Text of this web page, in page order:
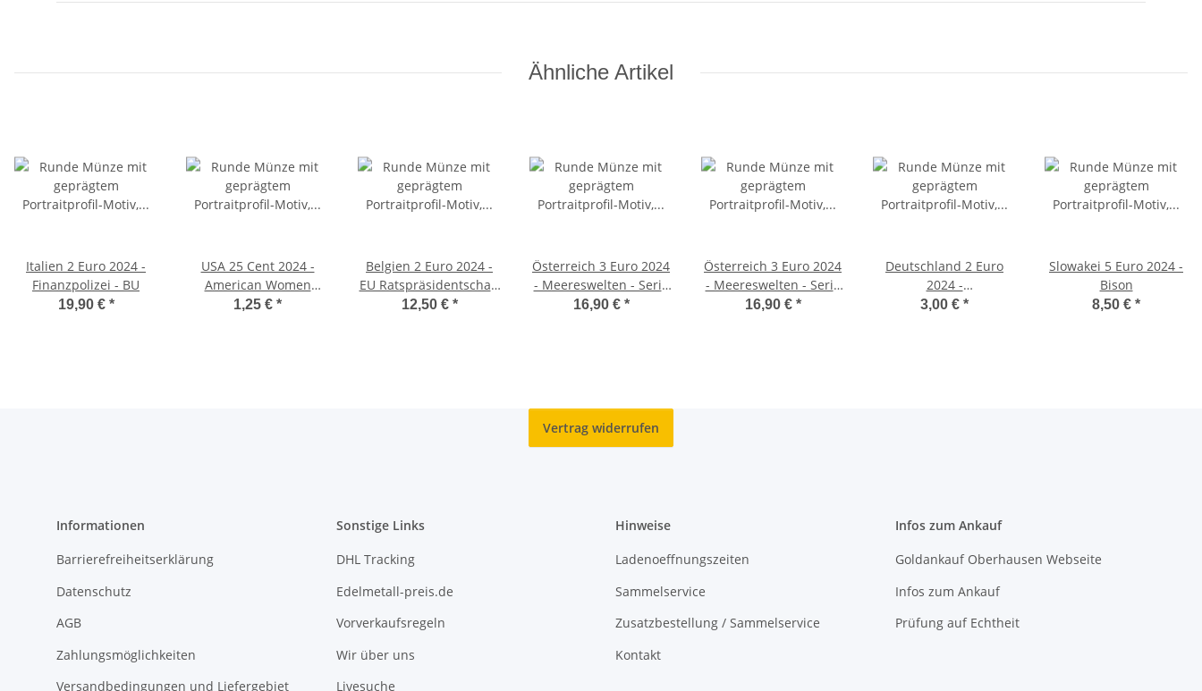
Ähnliche Artikel
Italien 2 Euro 2024 -
Finanzpolizei - BU
19,90 € *
USA 25 Cent 2024 -
American Women
Quarter #9 - Celia Cruz
1,25 € *
Belgien 2 Euro 2024 -
EU Ratspräsidentschaft
- in franz. Coincard
12,50 € *
Österreich 3 Euro 2024
- Meereswelten - Serie
#7 - Doktorfisch
16,90 € *
Österreich 3 Euro 2024
- Meereswelten - Serie
#9 - Stechrochen
16,90 € *
Deutschland 2 Euro
2024 -
Paulskirchenverfassung
3,00 € *
Slowakei 5 Euro 2024 -
Bison
8,50 € *
Vertrag widerrufen
Informationen
Barrierefreiheitserklärung
Datenschutz
AGB
Zahlungsmöglichkeiten
Versandbedingungen und Liefergebiet
Sonstige Links
DHL Tracking
Edelmetall-preis.de
Vorverkaufsregeln
Wir über uns
Livesuche
Hinweise
Ladenoeffnungszeiten
Sammelservice
Zusatzbestellung / Sammelservice
Kontakt
Infos zum Ankauf
Goldankauf Oberhausen Webseite
Infos zum Ankauf
Prüfung auf Echtheit